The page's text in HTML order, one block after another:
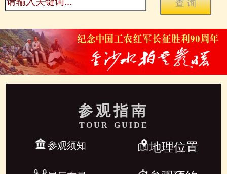
参观指南
TOUR GUIDE
参观须知 地理位置